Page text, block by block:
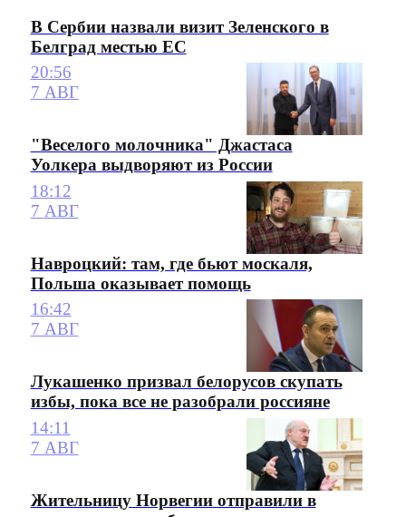
В Сербии назвали визит Зеленского в
Белград местью ЕС
20:56
7 АВГ
"Веселого молочника" Джастаса
Уолкера выдворяют из России
18:12
7 АВГ
Навроцкий: там, где бьют москаля,
Польша оказывает помощь
16:42
7 АВГ
Лукашенко призвал белорусов скупать
избы, пока все не разобрали россияне
14:11
7 АВГ
Жительницу Норвегии отправили в